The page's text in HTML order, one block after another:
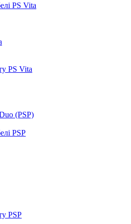
PS Vita
PS Vita
(PSP)
PSP
PSP